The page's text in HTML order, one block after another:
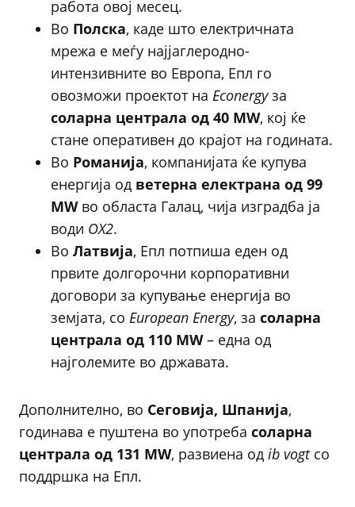
работа овој месец.
Во Полска, каде што електричната
мрежа е меѓу најјаглеродно-
интензивните во Европа, Епл го
овозможи проектот на Econergyза
соларна централа од 40 MW, кој ќе
стане оперативен до крајот на годината.
Во Романија, компанијата ќе купува
енергија од ветерна електрана од 99
MWво областа Галац, чија изградба ја
води OX2.
Во Латвија, Епл потпиша еден од
првите долгорочни корпоративни
договори за купување енергија во
земјата, со European Energy, за соларна
централа од 110 MW– една од
најголемите во државата.
Дополнително, во Сеговија, Шпанија,
годинава е пуштена во употреба соларна
централа од 131 MW, развиена од ib vogtсо
поддршка на Епл.